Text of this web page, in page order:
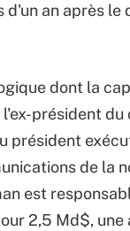
an après le
dont la
président du
président
de la
est
2,5 Md$, une